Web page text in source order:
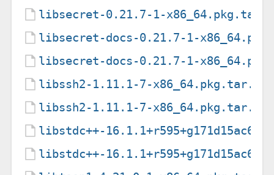
libsecret-0.21.7-1-
libsecret-docs-0.21.7-1-
libsecret-docs-0.21.7-1-
libssh2-1.11.1-7-x86_64.pkg.tar.zst
libssh2-1.11.1-7-
libstdc++-
libstdc++-